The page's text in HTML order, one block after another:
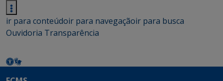
ir para conteúdoir para navegaçãoir para busca
Ouvidoria Transparência